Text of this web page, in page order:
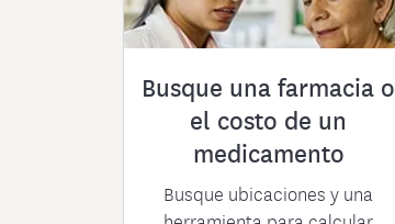
Busque una farmacia o
el costo de un
medicamento
Busque ubicaciones y una